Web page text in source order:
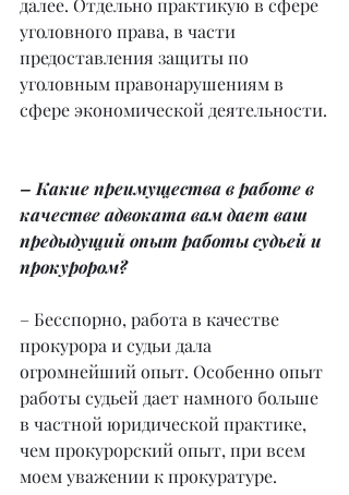
далее. Отдельно практикую в сфере
уголовного права, в части
предоставления защиты по
уголовным правонарушениям в
сфере экономической деятельности.
– Какие преимущества в работе в
качестве адвоката вам дает ваш
предыдущий опыт работы судьей и
прокурором?
– Бесспорно, работа в качестве
прокурора и судьи дала
огромнейший опыт. Особенно опыт
работы судьей дает намного больше
в частной юридической практике,
чем прокурорский опыт, при всем
моем уважении к прокуратуре.